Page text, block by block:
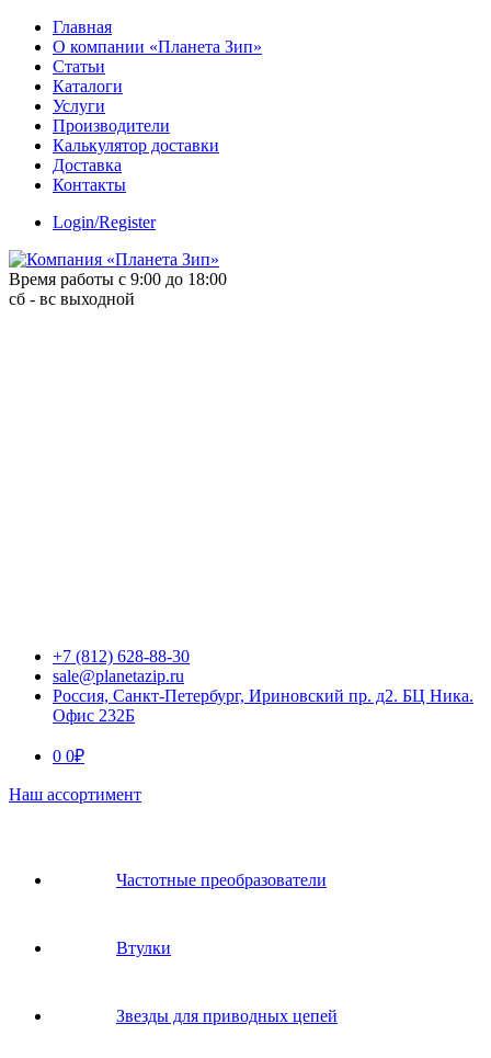
Skip
content
Главная
О компании «Планета Зип»
Статьи
Каталоги
Услуги
Производители
Калькулятор доставки
Доставка
Контакты
Login/Register
Время работы с 9:00 до 18:00
сб - вс выходной
+7 (812) 628-88-30
sale@planetazip.ru
Россия, Санкт-Петербург, Ириновский пр. д2. БЦ Ника.
Офис 232Б
0 0₽
Наш ассортимент
Частотные преобразователи
Втулки
Звeзды для пpивoдных цeпeй